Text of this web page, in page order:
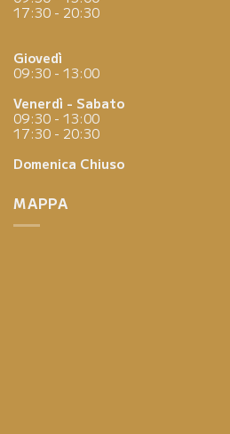
17:30 - 20:30
Giovedì
09:30 - 13:00
Venerdì - Sabato
09:30 - 13:00
17:30 - 20:30
Domenica Chiuso
MAPPA